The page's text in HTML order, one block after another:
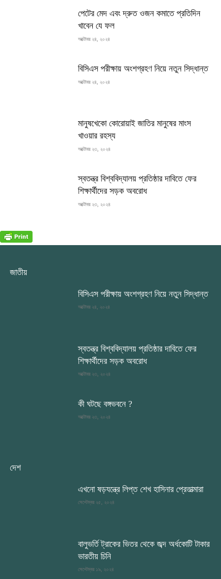
পেটের মেদ এবং দ্রুত ওজন কমাতে প্রতিদিন
খাবেন যে ফল
অক্টোবর ২৪, ২০২৪
বিসিএস পরীক্ষায় অংশগ্রহণ নিয়ে নতুন সিদ্ধান্ত
অক্টোবর ২৪, ২০২৪
মানুষখেকো কোরোয়াই জাতির মানুষের মাংস
খাওয়ার রহস্য
অক্টোবর ২৩, ২০২৪
স্বতন্ত্র বিশ্ববিদ্যালয় প্রতিষ্ঠার দাবিতে ফের
শিক্ষার্থীদের সড়ক অবরোধ
অক্টোবর ২৩, ২০২৪
জাতীয়
বিসিএস পরীক্ষায় অংশগ্রহণ নিয়ে নতুন সিদ্ধান্ত
অক্টোবর ২৪, ২০২৪
স্বতন্ত্র বিশ্ববিদ্যালয় প্রতিষ্ঠার দাবিতে ফের
শিক্ষার্থীদের সড়ক অবরোধ
অক্টোবর ২৩, ২০২৪
কী ঘটছে বঙ্গভবনে ?
অক্টোবর ২৩, ২০২৪
দেশ
এখনো ষড়যন্ত্রে লিপ্ত শেখ হাসিনার প্রেতাত্মারা
সেপ্টেম্বর ২৫, ২০২৪
বালুভর্তি ট্রাকের ভিতর থেকে জব্দ অর্ধকোটি টাকার
ভারতীয় চিনি
সেপ্টেম্বর ১৯, ২০২৪